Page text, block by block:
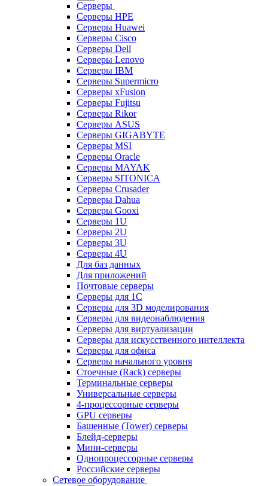
Серверы
Серверы HPE
Серверы Huawei
Серверы Cisco
Серверы Dell
Серверы Lenovo
Серверы IBM
Серверы Supermicro
Серверы xFusion
Серверы Fujitsu
Серверы Rikor
Серверы ASUS
Серверы GIGABYTE
Серверы MSI
Серверы Oracle
Серверы MAYAK
Серверы SITONICA
Серверы Crusader
Серверы Dahua
Серверы Gooxi
Серверы 1U
Серверы 2U
Серверы 3U
Серверы 4U
Для баз данных
Для приложений
Почтовые серверы
Серверы для 1С
Серверы для 3D моделирования
Серверы для видеонаблюдения
Серверы для виртуализации
Серверы для искусственного интеллекта
Серверы для офиса
Серверы начального уровня
Стоечные (Rack) серверы
Терминальные серверы
Универсальные серверы
4-процессорные серверы
GPU серверы
Башенные (Tower) серверы
Блейд-серверы
Мини-серверы
Однопроцессорные серверы
Российские серверы
Сетевое оборудование